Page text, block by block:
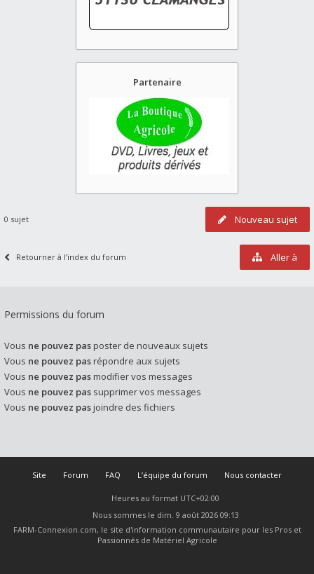
Partenaire
Nouveau sujet
0 sujet
Retourner à l’index du forum Aller à
Permissions du forum
Vous ne pouvez pasposter de nouveaux sujets
Vous ne pouvez pasrépondre aux sujets
Vous ne pouvez pasmodifier vos messages
Vous ne pouvez pas supprimer vos messages
Vous ne pouvez pasjoindre des fichiers
Site Forum FAQ L’équipe du forum Nous contacter
Heures au format UTC+02:00
Nous sommes le dim. 9 août 2026 09:13
FARM-Connexion.com, le site d'information communautaire pour les Pros et
Passionnés de Matériel Agricole